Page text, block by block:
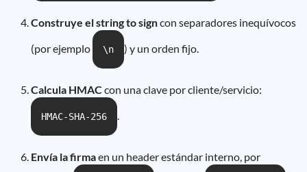
Construye el string to signcon separadores inequívocos
(por ejemplo
\n ) y un orden fijo.
Calcula HMAC con una clave por cliente/servicio:
HMAC-SHA-256 .
Envía la firmaen un header estándar interno, por